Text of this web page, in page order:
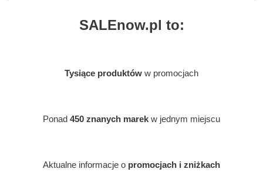
SALEnow.pl to:
Tysiące produktów w promocjach
Ponad 450 znanych marek w jednym miejscu
Aktualne informacje o promocjach i zniżkach